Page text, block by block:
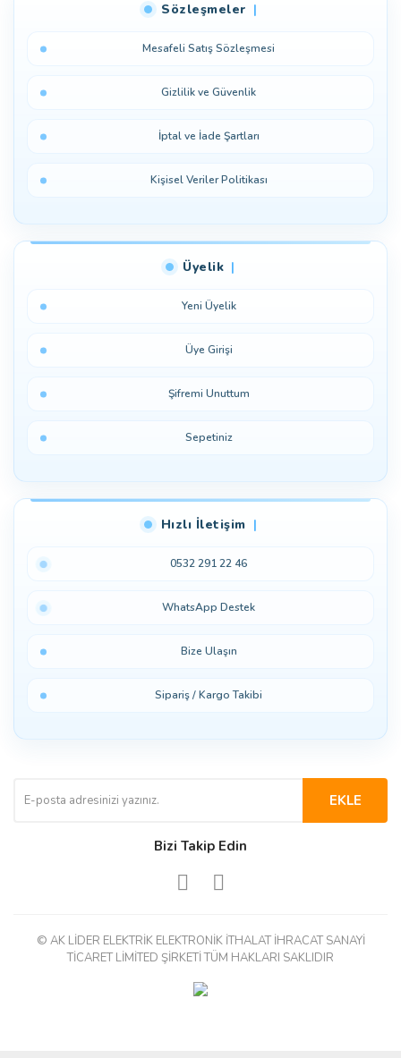
Sözleşmeler
Mesafeli Satış Sözleşmesi
Gizlilik ve Güvenlik
İptal ve İade Şartları
Kişisel Veriler Politikası
Üyelik
Yeni Üyelik
Üye Girişi
Şifremi Unuttum
Sepetiniz
Hızlı İletişim
0532 291 22 46
WhatsApp Destek
Bize Ulaşın
Sipariş / Kargo Takibi
EKLE
Bizi Takip Edin
© AK LİDER ELEKTRİK ELEKTRONİK İTHALAT İHRACAT SANAYİ
TİCARET LİMİTED ŞİRKETİ TÜM HAKLARI SAKLIDIR